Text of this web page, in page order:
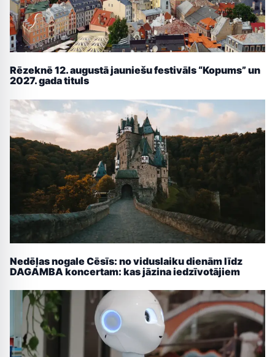
Rēzeknē 12. augustā jauniešu festivāls “Kopums” un
2027. gada tituls
Nedēļas nogale Cēsīs: no viduslaiku dienām līdz
DAGAMBA koncertam: kas jāzina iedzīvotājiem